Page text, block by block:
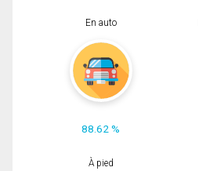
En auto
88.62 %
À pied